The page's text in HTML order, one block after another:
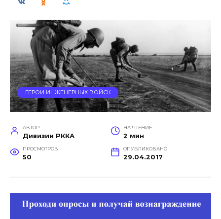
ГЕРОИ ИНЖЕНЕРНЫХ ВОЙСК
АВТОР
Дивизии РККА
НА ЧТЕНИЕ
2 мин
ПРОСМОТРОВ
50
ОПУБЛИКОВАНО
29.04.2017